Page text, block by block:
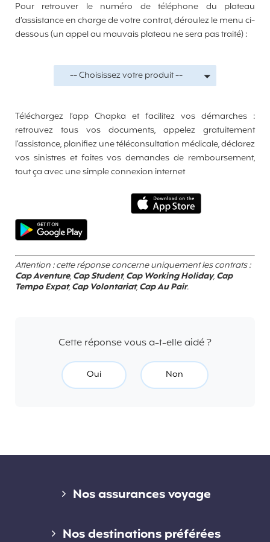
Pour retrouver le numéro de téléphone du plateau
d’assistance en charge de votre contrat, déroulez le menu ci-
dessous (un appel au mauvais plateau ne sera pas traité) :
-- Choisissez votre produit --
Téléchargez l’app Chapka et facilitez vos démarches :
retrouvez tous vos documents, appelez gratuitement
l’assistance, planifiez une téléconsultation médicale, déclarez
vos sinistres et faites vos demandes de remboursement,
tout ça avec une simple connexion internet
Attention : cette réponse concerne uniquement les contrats :
Cap Aventure,Cap Student,Cap Working Holiday,Cap
Tempo Expat,Cap Volontariat,Cap Au Pair.
Cette réponse vous a-t-elle aidé ?
Oui Non
Nos assurances voyage
Assurance voyage courte durée
Nos destinations préférées